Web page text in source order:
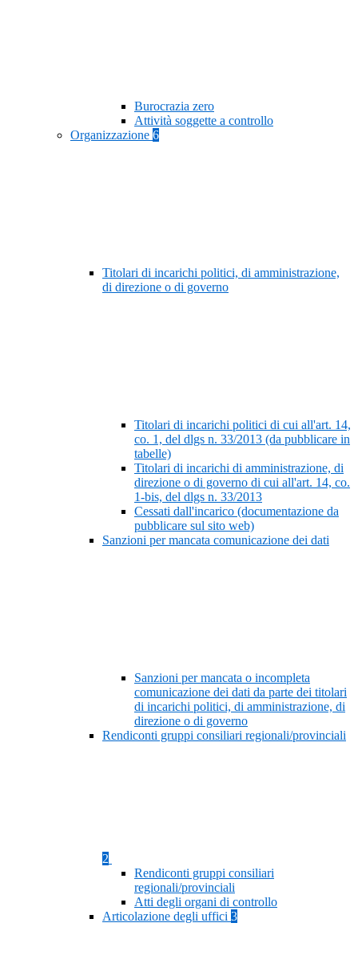
Burocrazia zero
Attività soggette a controllo
Organizzazione 6
Titolari di incarichi politici, di amministrazione,
di direzione o di governo
Titolari di incarichi politici di cui all'art. 14,
co. 1, del dlgs n. 33/2013 (da pubblicare in
tabelle)
Titolari di incarichi di amministrazione, di
direzione o di governo di cui all'art. 14, co.
1-bis, del dlgs n. 33/2013
Cessati dall'incarico (documentazione da
pubblicare sul sito web)
Sanzioni per mancata comunicazione dei dati
Sanzioni per mancata o incompleta
comunicazione dei dati da parte dei titolari
di incarichi politici, di amministrazione, di
direzione o di governo
Rendiconti gruppi consiliari regionali/provinciali
2
Rendiconti gruppi consiliari
regionali/provinciali
Atti degli organi di controllo
Articolazione degli uffici 3